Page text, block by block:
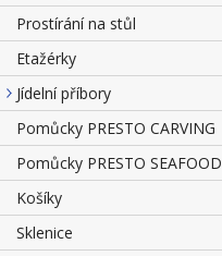
Prostírání na stůl
Etažérky
Jídelní příbory
Pomůcky PRESTO CARVING
Pomůcky PRESTO SEAFOOD
Košíky
Sklenice